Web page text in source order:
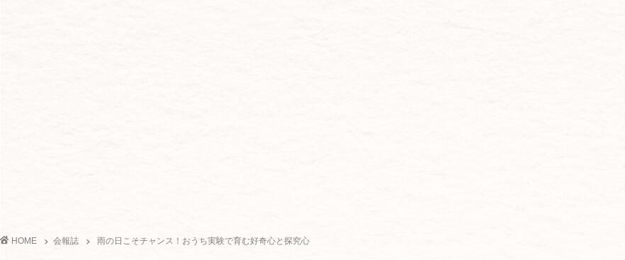
HOME 会報誌 雨の日こそチャンス！おうち実験で育む好奇心と探究心